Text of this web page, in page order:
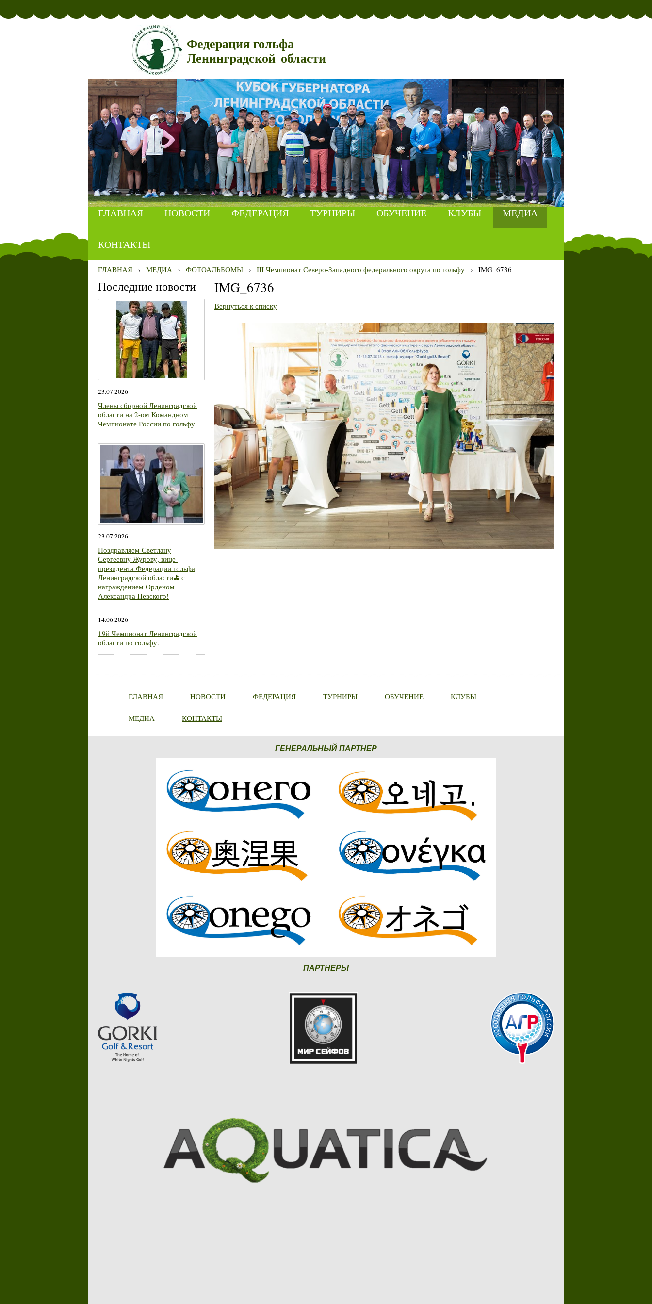
Федерация гольфа
Ленинградской области
ГЛАВНАЯ НОВОСТИ ФЕДЕРАЦИЯ ТУРНИРЫ ОБУЧЕНИЕ КЛУБЫ МЕДИА
КОНТАКТЫ
ГЛАВНАЯ › МЕДИА › ФОТОАЛЬБОМЫ › III Чемпионат Северо-Западного федерального округа по гольфу › IMG_6736
Последние новости
23.07.2026
Члены сборной Ленинградской
области на 2-ом Командном
Чемпионате России по гольфу
23.07.2026
Поздравляем Светлану
Сергеевну Журову, вице-
президента Федерации гольфа
Ленинградской области⛳ с
награждением Орденом
Александра Невского!
14.06.2026
19й Чемпионат Ленинградской
области по гольфу.
IMG_6736
Вернуться к списку
ГЛАВНАЯ НОВОСТИ ФЕДЕРАЦИЯ ТУРНИРЫ ОБУЧЕНИЕ КЛУБЫ
МЕДИА КОНТАКТЫ
ГЕНЕРАЛЬНЫЙ ПАРТНЕР
ПАРТНЕРЫ